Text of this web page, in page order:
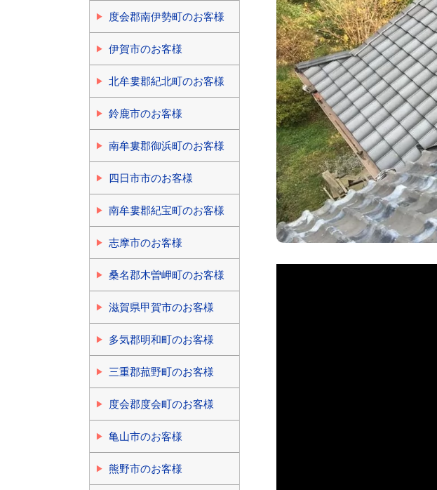
度会郡南伊勢町のお客様
伊賀市のお客様
北牟婁郡紀北町のお客様
鈴鹿市のお客様
南牟婁郡御浜町のお客様
四日市市のお客様
南牟婁郡紀宝町のお客様
志摩市のお客様
桑名郡木曽岬町のお客様
滋賀県甲賀市のお客様
多気郡明和町のお客様
三重郡菰野町のお客様
度会郡度会町のお客様
亀山市のお客様
熊野市のお客様